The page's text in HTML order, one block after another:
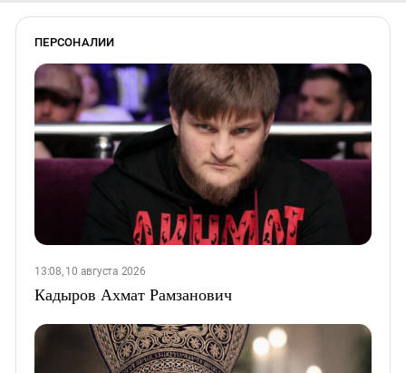
ПЕРСОНАЛИИ
13:08, 10 августа 2026
Кадыров Ахмат Рамзанович